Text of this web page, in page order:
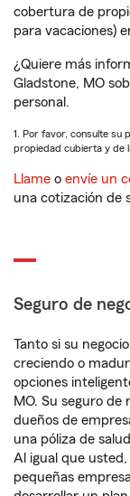
cobertura de
para vacaciones)
¿Quiere más
Gladstone, MO
personal.
1. Por favor, consulte su
propiedad cubierta y de
Llame o envíe un
una cotización de
Seguro de
Tanto si su
creciendo o
opciones
MO. Su seguro de
dueños de
una póliza de
Al igual que
pequeñas